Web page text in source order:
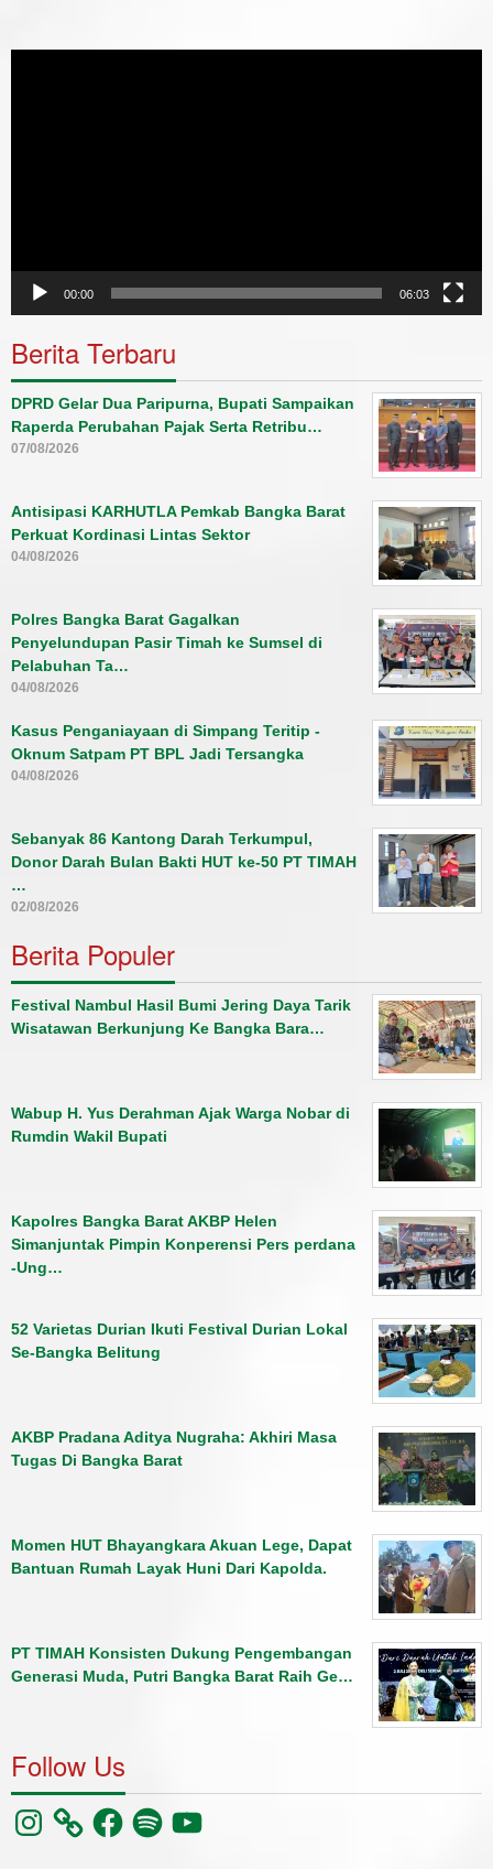
00:00 06:03
Berita Terbaru
DPRD Gelar Dua Paripurna, Bupati Sampaikan
Raperda Perubahan Pajak Serta Retribu…
07/08/2026
Antisipasi KARHUTLA Pemkab Bangka Barat
Perkuat Kordinasi Lintas Sektor
04/08/2026
Polres Bangka Barat Gagalkan
Penyelundupan Pasir Timah ke Sumsel di
Pelabuhan Ta…
04/08/2026
Kasus Penganiayaan di Simpang Teritip -
Oknum Satpam PT BPL Jadi Tersangka
04/08/2026
Sebanyak 86 Kantong Darah Terkumpul,
Donor Darah Bulan Bakti HUT ke-50 PT TIMAH
…
02/08/2026
Berita Populer
Festival Nambul Hasil Bumi Jering Daya Tarik
Wisatawan Berkunjung Ke Bangka Bara…
Wabup H. Yus Derahman Ajak Warga Nobar di
Rumdin Wakil Bupati
Kapolres Bangka Barat AKBP Helen
Simanjuntak Pimpin Konperensi Pers perdana
-Ung…
52 Varietas Durian Ikuti Festival Durian Lokal
Se-Bangka Belitung
AKBP Pradana Aditya Nugraha: Akhiri Masa
Tugas Di Bangka Barat
Momen HUT Bhayangkara Akuan Lege, Dapat
Bantuan Rumah Layak Huni Dari Kapolda.
PT TIMAH Konsisten Dukung Pengembangan
Generasi Muda, Putri Bangka Barat Raih Ge…
Follow Us
Instagram FacebookSpotifyYouTube